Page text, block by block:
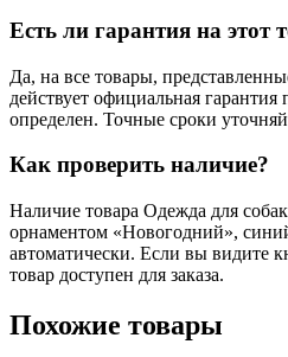
Есть ли гарантия на этот
Да, на все товары,
действует официальная гарантия
определен. Точные сроки
Как проверить наличие?
Наличие товара Одежда для
орнаментом «Новогодний»,
автоматически. Если вы видите
товар доступен для заказа.
Похожие товары